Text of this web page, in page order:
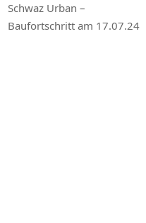
Schwaz Urban –
Baufortschritt am 17.07.24